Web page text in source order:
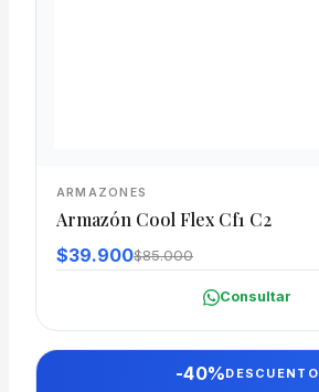
ARMAZONES
Armazón Cool Flex Cf1 C2
$39.900$85.000
Consultar
-40%DESCUENTO